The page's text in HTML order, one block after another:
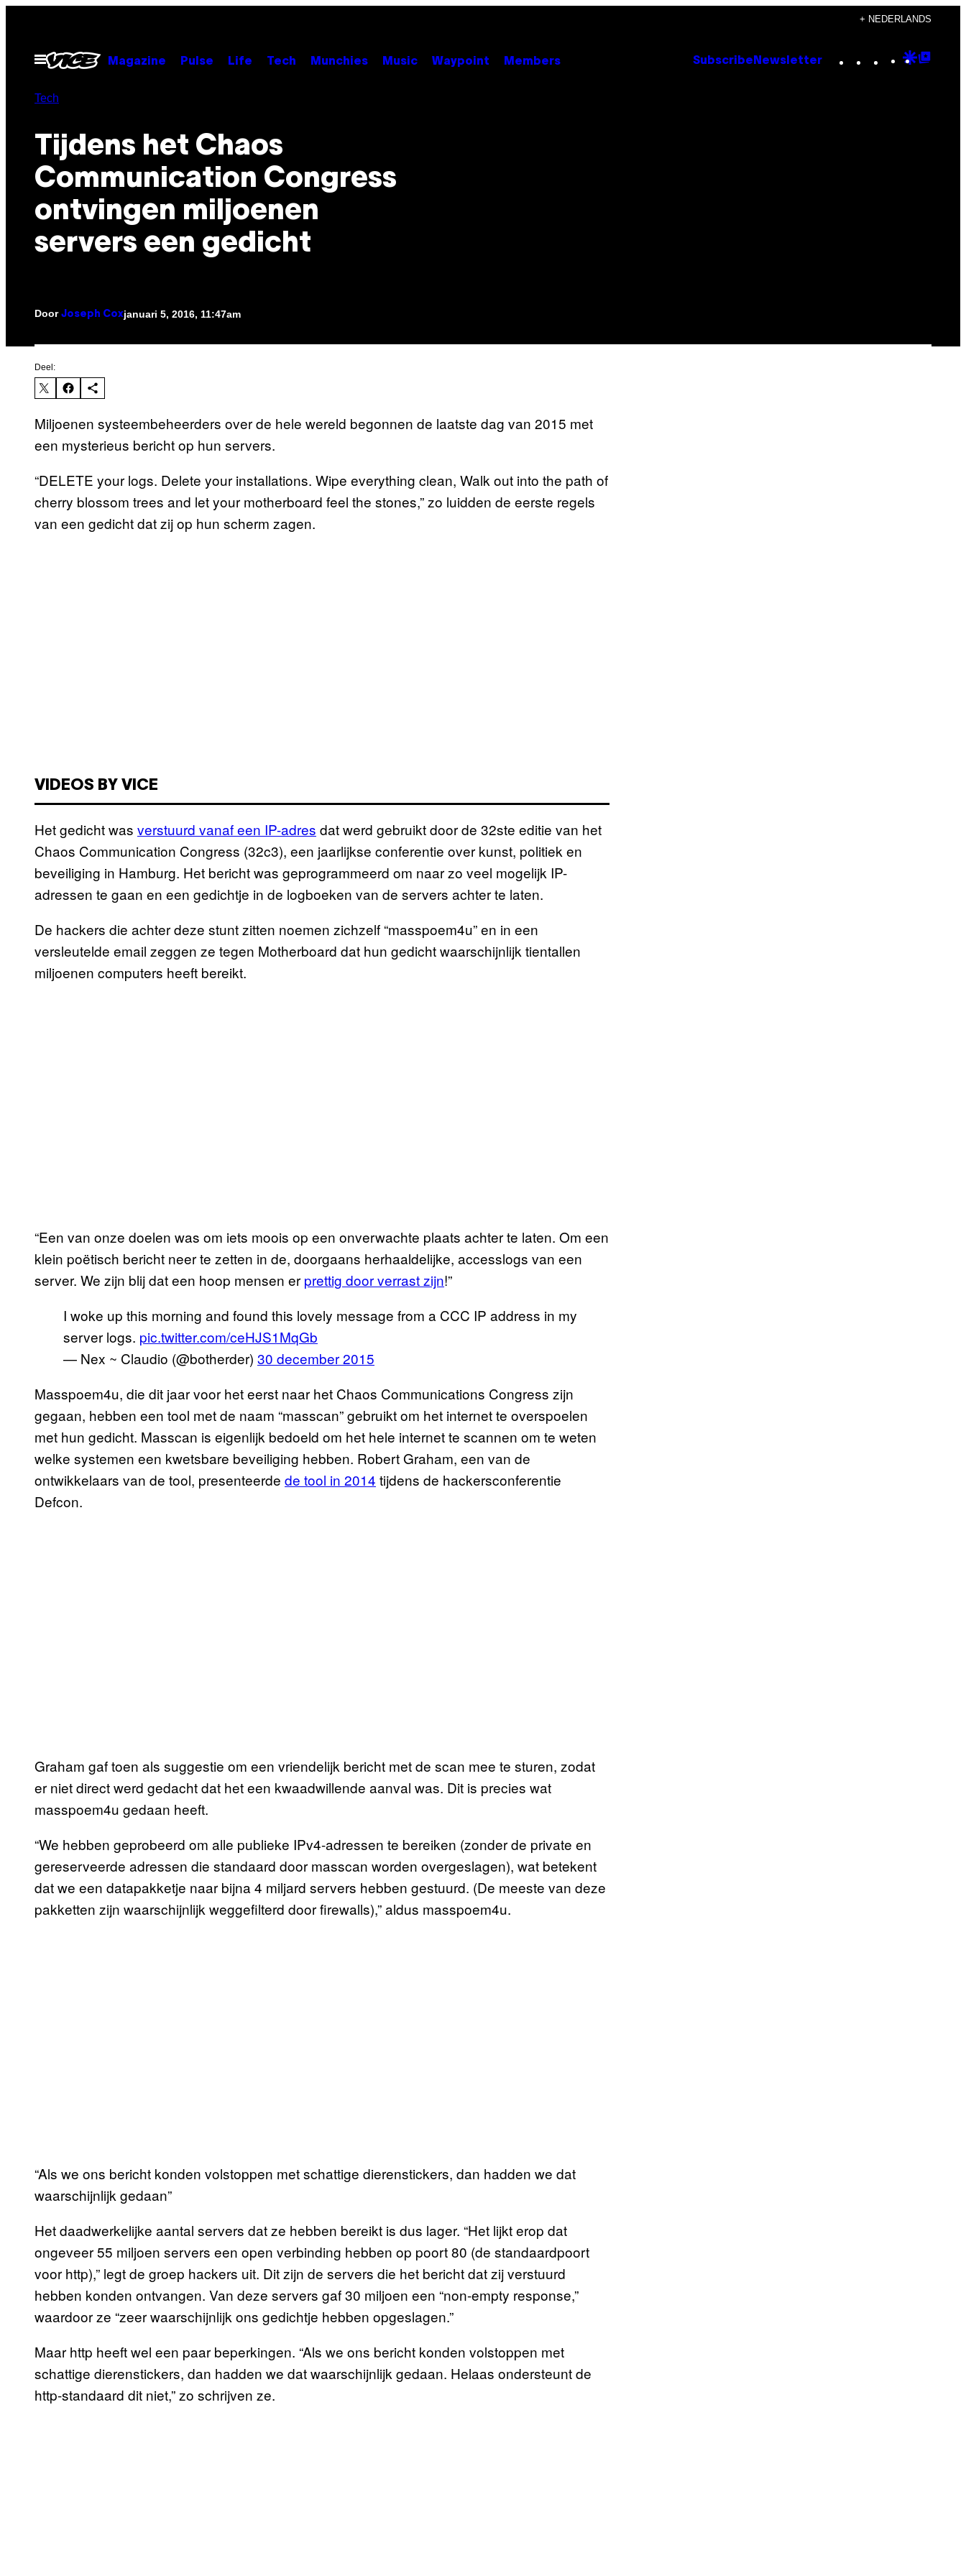
+ NEDERLANDS
Open
menu
Magazine Pulse Life Tech Munchies Music Waypoint Members Subscribe Newsletter Instagram
TikTok
YouTube
Google
Tech
Tijdens het Chaos
Communication Congress
ontvingen miljoenen
servers een gedicht
Door Joseph Coxjanuari 5, 2016, 11:47am
Deel:
Miljoenen systeembeheerders over de hele wereld begonnen de laatste dag van 2015 met
een mysterieus bericht op hun servers.
“DELETE your logs. Delete your installations. Wipe everything clean, Walk out into the path of
cherry blossom trees and let your motherboard feel the stones,” zo luidden de eerste regels
van een gedicht dat zij op hun scherm zagen.
VIDEOS BY VICE
Het gedicht was verstuurd vanaf een IP-adres dat werd gebruikt door de 32ste editie van het
Chaos Communication Congress (32c3), een jaarlijkse conferentie over kunst, politiek en
beveiliging in Hamburg. Het bericht was geprogrammeerd om naar zo veel mogelijk IP-
adressen te gaan en een gedichtje in de logboeken van de servers achter te laten.
De hackers die achter deze stunt zitten noemen zichzelf “masspoem4u” en in een
versleutelde email zeggen ze tegen Motherboard dat hun gedicht waarschijnlijk tientallen
miljoenen computers heeft bereikt.
“Een van onze doelen was om iets moois op een onverwachte plaats achter te laten. Om een
klein poëtisch bericht neer te zetten in de, doorgaans herhaaldelijke, accesslogs van een
server. We zijn blij dat een hoop mensen er prettig door verrast zijn!”
I woke up this morning and found this lovely message from a CCC IP address in my
server logs. pic.twitter.com/ceHJS1MqGb
— Nex ~ Claudio (@botherder) 30 december 2015
Masspoem4u, die dit jaar voor het eerst naar het Chaos Communications Congress zijn
gegaan, hebben een tool met de naam “masscan” gebruikt om het internet te overspoelen
met hun gedicht. Masscan is eigenlijk bedoeld om het hele internet te scannen om te weten
welke systemen een kwetsbare beveiliging hebben. Robert Graham, een van de
ontwikkelaars van de tool, presenteerde de tool in 2014 tijdens de hackersconferentie
Defcon.
Graham gaf toen als suggestie om een vriendelijk bericht met de scan mee te sturen, zodat
er niet direct werd gedacht dat het een kwaadwillende aanval was. Dit is precies wat
masspoem4u gedaan heeft.
“We hebben geprobeerd om alle publieke IPv4-adressen te bereiken (zonder de private en
gereserveerde adressen die standaard door masscan worden overgeslagen), wat betekent
dat we een datapakketje naar bijna 4 miljard servers hebben gestuurd. (De meeste van deze
pakketten zijn waarschijnlijk weggefilterd door firewalls),” aldus masspoem4u.
“Als we ons bericht konden volstoppen met schattige dierenstickers, dan hadden we dat
waarschijnlijk gedaan”
Het daadwerkelijke aantal servers dat ze hebben bereikt is dus lager. “Het lijkt erop dat
ongeveer 55 miljoen servers een open verbinding hebben op poort 80 (de standaardpoort
voor http),” legt de groep hackers uit. Dit zijn de servers die het bericht dat zij verstuurd
hebben konden ontvangen. Van deze servers gaf 30 miljoen een “non-empty response,”
waardoor ze “zeer waarschijnlijk ons gedichtje hebben opgeslagen.”
Maar http heeft wel een paar beperkingen. “Als we ons bericht konden volstoppen met
schattige dierenstickers, dan hadden we dat waarschijnlijk gedaan. Helaas ondersteunt de
http-standaard dit niet,” zo schrijven ze.